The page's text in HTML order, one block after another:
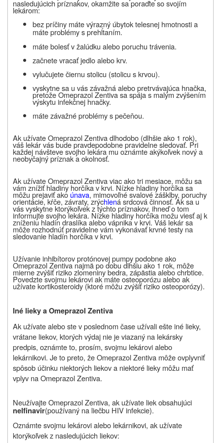
nasledujúcich príznakov, okamžite sa poraďte so svojím
lekárom:
bez príčiny máte výrazný úbytok telesnej hmotnostia
máte problémy s prehĺtaním.
máte bolesť v žalúdku alebo poruchu trávenia.
začnete vracať jedlo alebo krv.
vylučujete čiernu stolicu (stolicu s krvou).
vyskytne sa u vás závažná alebo pretrvávajúca hnačka,
pretože Omeprazol Zentiva sa spája s malým zvýšením
výskytu infekčnej hnačky.
máte závažné problémy s pečeňou.
Ak užívate Omeprazol Zentiva dlhodobo (dlhšie ako 1 rok),
váš lekár vás bude pravdepodobne pravidelne sledovať. Pri
každej návšteve svojho lekára mu oznámte akýkoľvek nový a
neobyčajný príznak a okolnosť.
Ak užívate Omeprazol Zentiva viac ako tri mesiace, môžu sa
vám znížiť hladiny horčíka v krvi. Nízke hladiny horčíka sa
môžu prejaviť ako únava, mimovoľné svalové zášklby, poruchy
orientácie, kŕče, závraty, zrýchlená srdcová činnosť. Ak sa u
vás vyskytne ktorýkoľvek z týchto príznakov, ihneď o tom
informujte svojho lekára. Nízke hladiny horčíka možu viesť aj k
zníženiu hladín draslíka alebo vápnika v krvi. Váš lekár sa
môže rozhodnúť pravidelne vám vykonávať krvné testy na
sledovanie hladín horčíka v krvi.
Užívanie inhibítorov protónovej pumpy podobne ako
Omeprazol Zentiva najmä po dobu dlhšiu ako 1 rok, môže
mierne zvýšiť riziko zlomeniny bedra, zápästia alebo chrbtice.
Povedzte svojmu lekárovi ak máte osteoporózu alebo ak
užívate kortikosteroidy (ktoré môžu zvýšiť riziko osteoporózy).
Iné lieky a Omeprazol Zentiva
Ak užívate alebo ste v poslednom čase užívali ešte iné lieky,
vrátane liekov, ktorých výdaj nie je viazaný na lekársky
predpis, oznámte to, prosím, svojmu lekárovi alebo
lekárnikovi. Je to preto, že Omeprazol Zentiva môže ovplyvniť
spôsob účinku niektorých liekov a niektoré lieky môžu mať
vplyv na Omeprazol Zentiva.
Neužívajte Omeprazol Zentiva, ak užívate liek obsahujúci
nelfinavir(používaný na liečbu HIV infekcie).
Oznámte svojmu lekárovi alebo lekárnikovi, ak užívate
ktorýkoľvek z nasledujúcich liekov: